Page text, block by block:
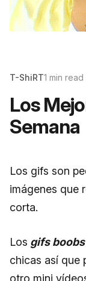
T-ShiRT1 min read
Los
Semana
Los gifs son
imágenes que
corta.
Los gifs boobs
chicas así que
otro mini